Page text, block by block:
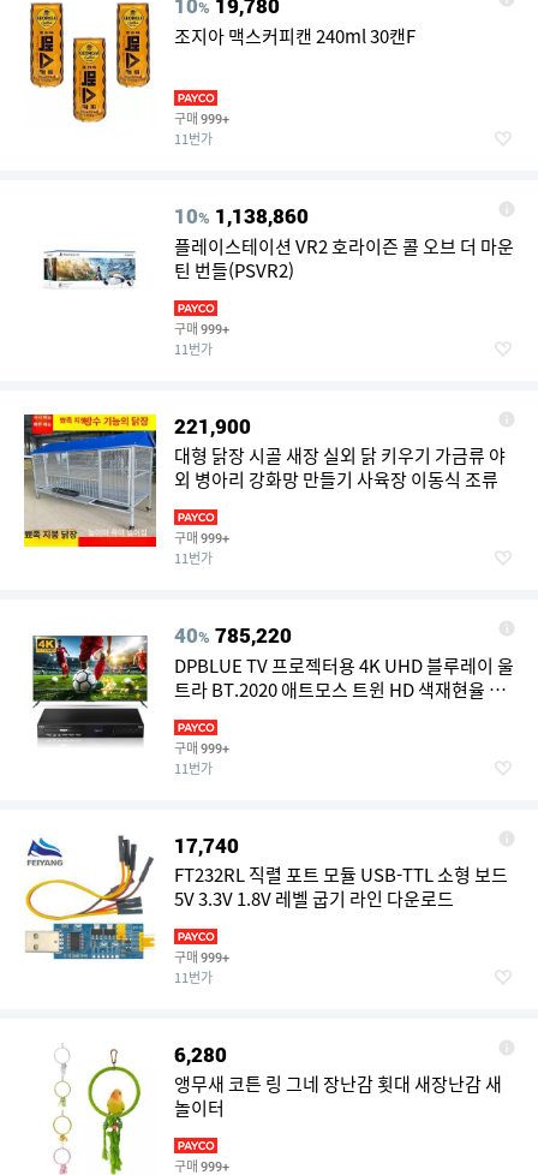
%
조지아 맥스커피캔 240ml 30캔F
구매 999+
11번가
10% 1,138,860
플레이스테이션 VR2 호라이즌 콜 오브 더 마운
틴 번들(PSVR2)
구매 999+
11번가
221,900
대형 닭장 시골 새장 실외 닭 키우기 가금류 야
외 병아리 강화망 만들기 사육장 이동식 조류
구매 999+
11번가
40% 785,220
DPBLUE TV 프로젝터용 4K UHD 블루레이 울
트라 BT.2020 애트모스 트윈 HD 색재현율 A
비전 디스크 지역 출력 플레이어 DVD HDMI 돌
비 HDR10 플레이어, 3D
구매 999+
11번가
17,740
FT232RL 직렬 포트 모듈 USB-TTL 소형 보드
5V 3.3V 1.8V 레벨 굽기 라인 다운로드
구매 999+
11번가
6,280
앵무새 코튼 링 그네 장난감 횟대 새장난감 새
놀이터
구매 999+